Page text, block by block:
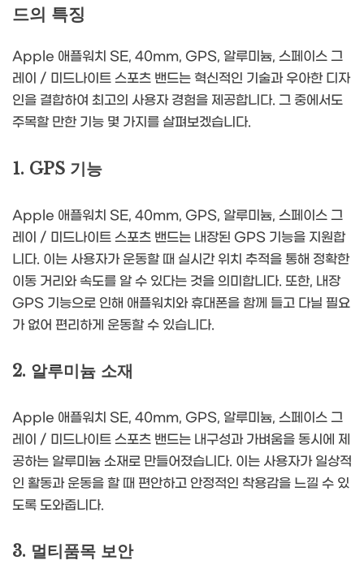
드의 특징
Apple 애플워치 SE, 40mm, GPS, 알루미늄, 스페이스 그
레이 / 미드나이트 스포츠 밴드는 혁신적인 기술과 우아한 디자
인을 결합하여 최고의 사용자 경험을 제공합니다. 그 중에서도
주목할 만한 기능 몇 가지를 살펴보겠습니다.
1. GPS 기능
Apple 애플워치 SE, 40mm, GPS, 알루미늄, 스페이스 그
레이 / 미드나이트 스포츠 밴드는 내장된 GPS 기능을 지원합
니다. 이는 사용자가 운동할 때 실시간 위치 추적을 통해 정확한
이동 거리와 속도를 알 수 있다는 것을 의미합니다. 또한, 내장
GPS 기능으로 인해 애플워치와 휴대폰을 함께 들고 다닐 필요
가 없어 편리하게 운동할 수 있습니다.
2. 알루미늄 소재
Apple 애플워치 SE, 40mm, GPS, 알루미늄, 스페이스 그
레이 / 미드나이트 스포츠 밴드는 내구성과 가벼움을 동시에 제
공하는 알루미늄 소재로 만들어졌습니다. 이는 사용자가 일상적
인 활동과 운동을 할 때 편안하고 안정적인 착용감을 느낄 수 있
도록 도와줍니다.
3. 멀티품목 보안